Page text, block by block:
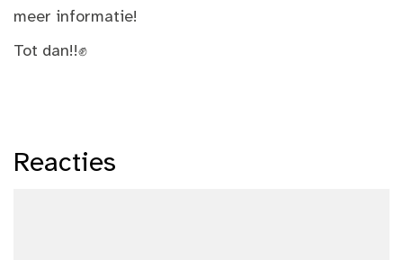
meer informatie!
Tot dan!!✊
Reacties